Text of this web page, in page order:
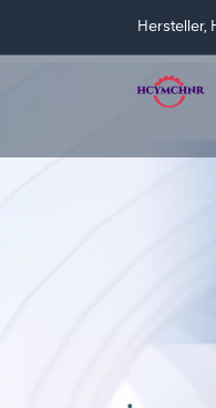
Hersteller,